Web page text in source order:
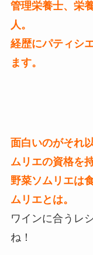
管理栄養士、栄
人。
経歴にパティシ
ます。
面白いのがそれ
ムリエの資格を
野菜ソムリエは
ムリエとは。
ワインに合うレ
ね！